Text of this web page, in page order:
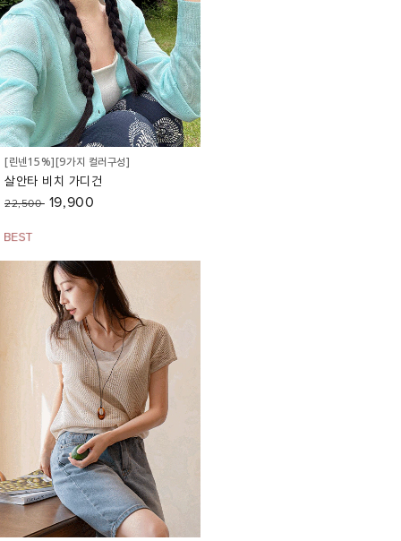
[린넨15%][9가지 컬러구성]
살안타 비치 가디건
22,500 19,900